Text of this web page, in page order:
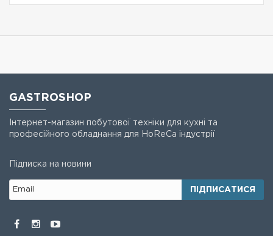
GASTROSHOP
Інтернет-магазин побутової техніки для кухні та
професійного обладнання для HoReCa індустрії
Підписка на новини
ПІДПИСАТИСЯ